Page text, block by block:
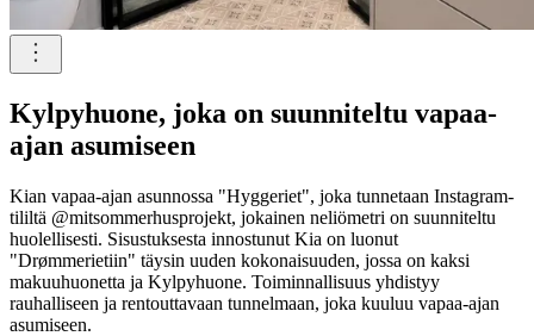
Kylpyhuone, joka on suunniteltu vapaa-
ajan asumiseen
Kian vapaa-ajan asunnossa "Hyggeriet", joka tunnetaan Instagram-
tililtä @mitsommerhusprojekt, jokainen neliömetri on suunniteltu
huolellisesti. Sisustuksesta innostunut Kia on luonut
"Drømmerietiin" täysin uuden kokonaisuuden, jossa on kaksi
makuuhuonetta ja Kylpyhuone. Toiminnallisuus yhdistyy
rauhalliseen ja rentouttavaan tunnelmaan, joka kuuluu vapaa-ajan
asumiseen.